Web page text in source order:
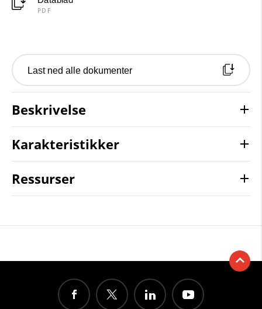
PDF
Last ned alle dokumenter
Beskrivelse
Karakteristikker
Ressurser